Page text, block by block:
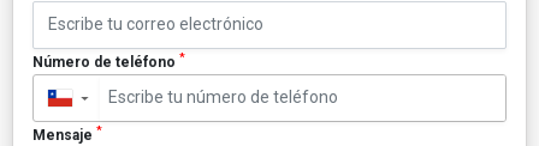
Número de teléfono *
▼
Mensaje *